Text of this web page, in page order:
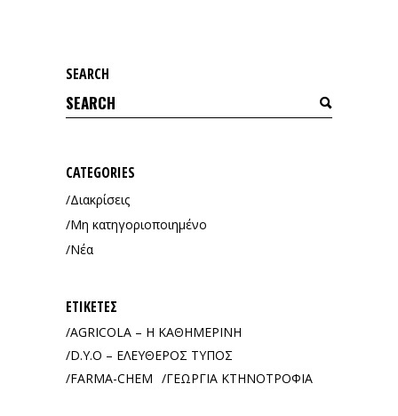
SEARCH
Search
for:
CATEGORIES
Διακρίσεις
Μη κατηγοριοποιημένο
Νέα
ΕΤΙΚΈΤΕΣ
AGRICOLA – Η ΚΑΘΗΜΕΡΙΝΗ
D.Y.O – ΕΛΕΥΘΕΡΟΣ ΤΥΠΟΣ
FARMA-CHEM
ΓΕΩΡΓΙΑ ΚΤΗΝΟΤΡΟΦΙΑ